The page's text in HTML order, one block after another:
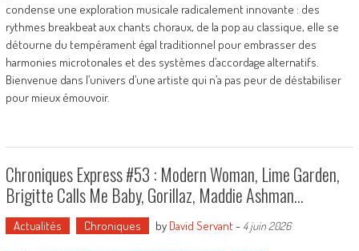
condense une exploration musicale radicalement innovante : des
rythmes breakbeat aux chants choraux, de la pop au classique, elle se
détourne du tempérament égal traditionnel pour embrasser des
harmonies microtonales et des systèmes d’accordage alternatifs.
Bienvenue dans l’univers d’une artiste qui n’a pas peur de déstabiliser
pour mieux émouvoir.
Chroniques Express #53 : Modern Woman, Lime Garden,
Brigitte Calls Me Baby, Gorillaz, Maddie Ashman…
Actualités Chroniques by David Servant- 4 juin 2026